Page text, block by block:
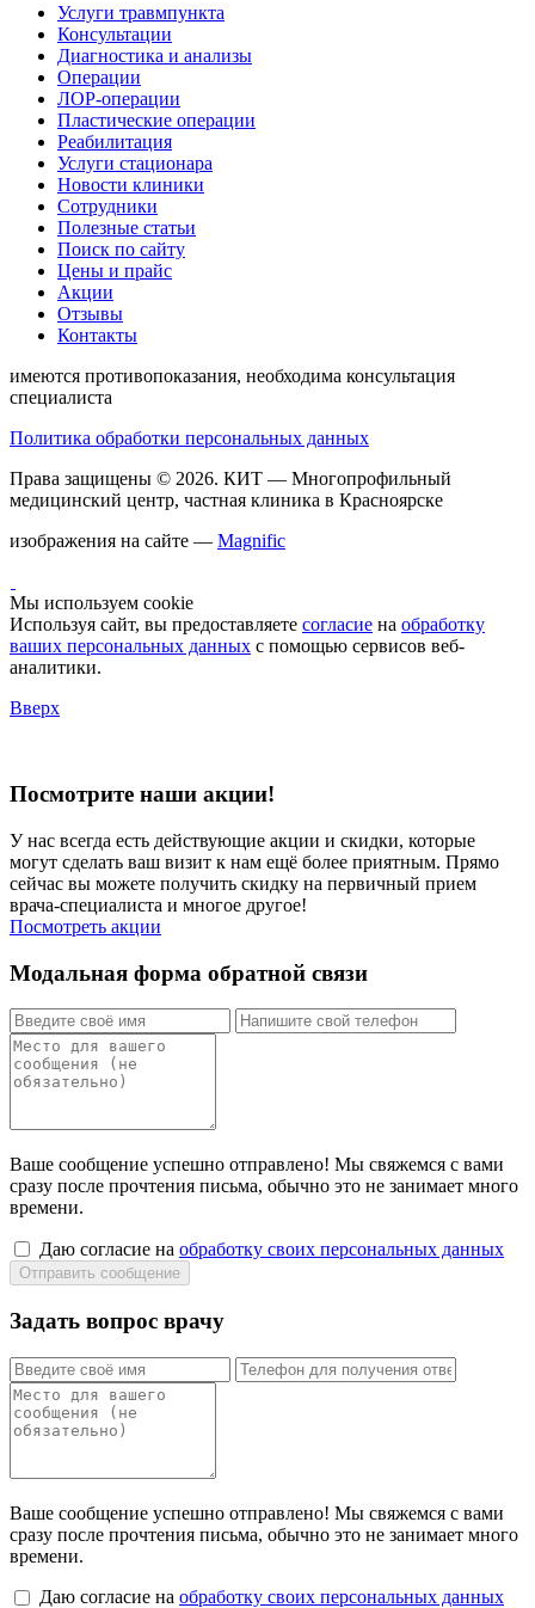
Услуги травмпункта
Консультации
Диагностика и анализы
Операции
ЛОР-операции
Пластические операции
Реабилитация
Услуги стационара
Новости клиники
Сотрудники
Полезные статьи
Поиск по сайту
Цены и прайс
Акции
Отзывы
Контакты
имеются противопоказания, необходима консультация
специалиста
Политика обработки персональных данных
Права защищены © 2026. КИТ — Многопрофильный
медицинский центр, частная клиника в Красноярске
изображения на сайте — Magnific
Мы используем cookie
Используя сайт, вы предоставляете согласие на обработку
ваших персональных данных с помощью сервисов веб-
аналитики.
Вверх
Посмотрите наши акции!
У нас всегда есть действующие акции и скидки, которые
могут сделать ваш визит к нам ещё более приятным. Прямо
сейчас вы можете получить скидку на первичный прием
врача-специалиста и многое другое!
Посмотреть акции
Модальная форма обратной связи
Ваше сообщение успешно отправлено! Мы свяжемся с вами
сразу после прочтения письма, обычно это не занимает много
времени.
Даю согласие на обработку своих персональных данных
Задать вопрос врачу
Ваше сообщение успешно отправлено! Мы свяжемся с вами
сразу после прочтения письма, обычно это не занимает много
времени.
Даю согласие на обработку своих персональных данных